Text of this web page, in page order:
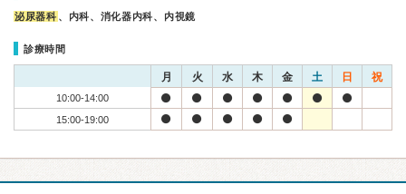
泌尿器科 、内科、消化器内科、内視鏡
診療時間
月 火 水 木 金 土 日 祝
10:00-14:00
15:00-19:00